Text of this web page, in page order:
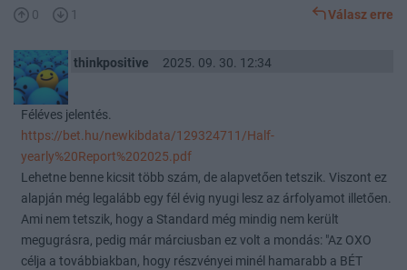
0 1 Válasz erre
thinkpositive 2025. 09. 30. 12:34
Féléves jelentés.
https://bet.hu/newkibdata/129324711/Half-
yearly%20Report%202025.pdf
Lehetne benne kicsit több szám, de alapvetően tetszik. Viszont ez
alapján még legalább egy fél évig nyugi lesz az árfolyamot illetően.
Ami nem tetszik, hogy a Standard még mindig nem került
megugrásra, pedig már márciusban ez volt a mondás: "Az OXO
célja a továbbiakban, hogy részvényei minél hamarabb a BÉT